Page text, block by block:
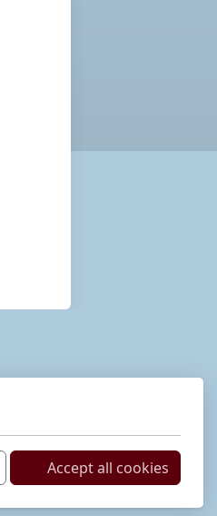
Accept all cookies